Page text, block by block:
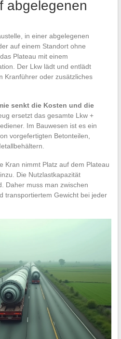
abgelegenen
in einer abgelegenen
auf einem Standort ohne
Plateau mit einem
Der Lkw lädt und entlädt
Kranführer oder zusätzliches
senkt die Kosten und die
ersetzt das gesamte Lkw +
Im Bauwesen ist es ein
vorgefertigten Betonteilen,
Kran nimmt Platz auf dem Plateau
Die Nutzlastkapazität
Daher muss man zwischen
transportiertem Gewicht bei jeder